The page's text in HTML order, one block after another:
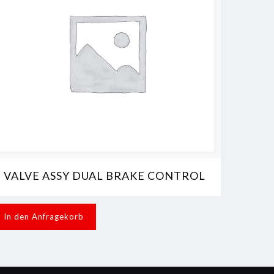
VALVE ASSY DUAL BRAKE CONTROL
In den Anfragekorb